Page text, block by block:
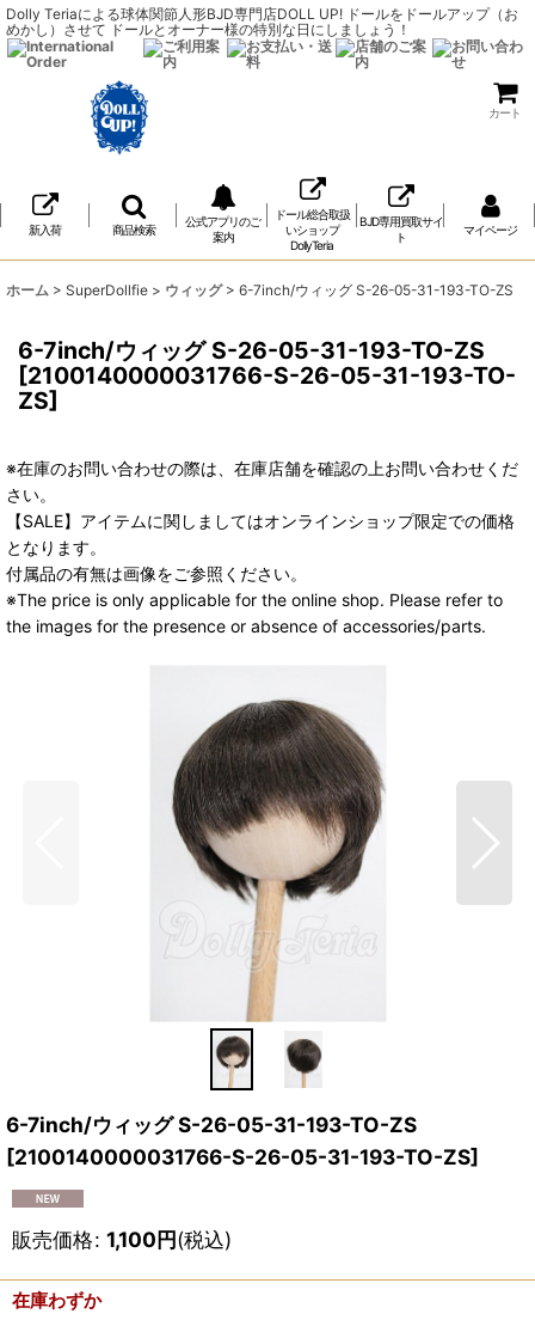
Dolly Teriaによる球体関節人形BJD専門店DOLL UP! ドールをドールアップ（お
めかし）させて ドールとオーナー様の特別な日にしましょう！
カート
新入荷 商品検索
公式アプリのご
案内
ドール総合取扱
いショップ
DollyTeria
BJD専用買取サイ
ト
マイページ
ホーム > SuperDollfie > ウィッグ > 6-7inch/ウィッグ S-26-05-31-193-TO-ZS
6-7inch/ウィッグ S-26-05-31-193-TO-ZS
[2100140000031766-S-26-05-31-193-TO-
ZS]
※在庫のお問い合わせの際は、在庫店舗を確認の上お問い合わせくだ
さい。
【SALE】アイテムに関しましてはオンラインショップ限定での価格
となります。
付属品の有無は画像をご参照ください。
※The price is only applicable for the online shop. Please refer to
the images for the presence or absence of accessories/parts.
6-7inch/ウィッグ S-26-05-31-193-TO-ZS
[2100140000031766-S-26-05-31-193-TO-ZS]
販売価格: 1,100円(税込)
在庫わずか